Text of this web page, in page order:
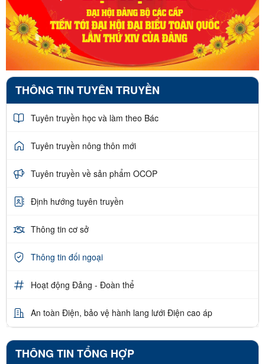
THÔNG TIN TUYÊN TRUYỀN
Tuyên truyền học và làm theo Bác
Tuyên truyền nông thôn mới
Tuyên truyền về sản phẩm OCOP
Định hướng tuyên truyền
Thông tin cơ sở
Thông tin đối ngoại
Hoạt động Đảng - Đoàn thể
An toàn Điện, bảo vệ hành lang lưới Điện cao áp
THÔNG TIN TỔNG HỢP